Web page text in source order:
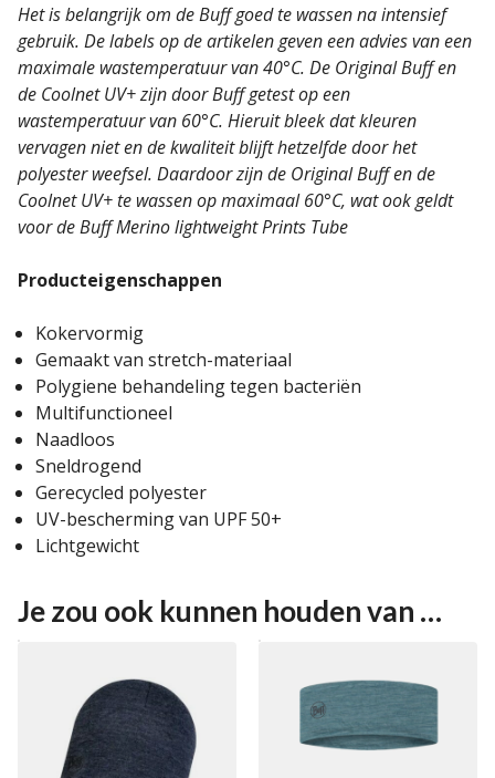
Het is belangrijk om de Buff goed te wassen na intensief
gebruik. De labels op de artikelen geven een advies van een
maximale wastemperatuur van 40°C. De Original Buff en
de Coolnet UV+ zijn door Buff getest op een
wastemperatuur van 60°C. Hieruit bleek dat kleuren
vervagen niet en de kwaliteit blijft hetzelfde door het
polyester weefsel. Daardoor zijn de Original Buff en de
Coolnet UV+ te wassen op maximaal 60°C, wat ook geldt
voor de Buff Merino lightweight Prints Tube
Producteigenschappen
Kokervormig
Gemaakt van stretch-materiaal
Polygiene behandeling tegen bacteriën
Multifunctioneel
Naadloos
Sneldrogend
Gerecycled polyester
UV-bescherming van UPF 50+
Lichtgewicht
Je zou ook kunnen houden van …